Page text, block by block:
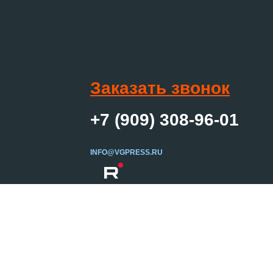
Заказать звонок
+7 (909) 308-96-01
INFO@VGPRESS.RU
R